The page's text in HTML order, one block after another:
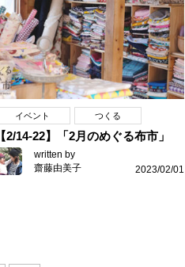
イベント つくる
【2/14-22】「2月のめぐる布市」
written by
齋藤由美子
2023/02/01